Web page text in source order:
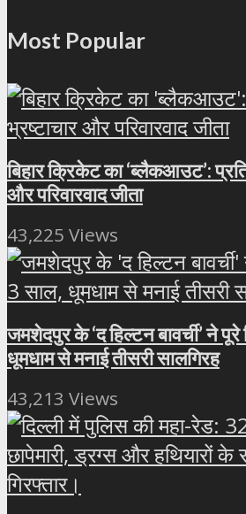
Most Popular
बिहार क्रिकेट का ‘ब्लैकआउट’:
और परिवारवाद जीता
43,225 Views
जमशेदपुर के ‘द हिल्टन बावर्ची’ ने
धूमधाम से मनाई तीसरी सालगिरह
43,213 Views